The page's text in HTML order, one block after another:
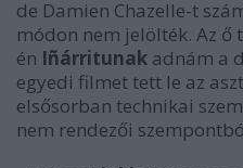
de Damien Chazelle-t
módon nem jelölték. Az ő
én Iñárritunak adnám a
egyedi filmet tett le az
elsősorban technikai
nem rendezői